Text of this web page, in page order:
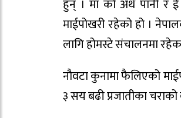
हुन् । मा को अर्थ पानी र
माईपोखरी रहेको हो ।
लागि होमस्टे संचालनमा
नौवटा कुनामा फैलिएको
३ सय बढी प्रजातीका